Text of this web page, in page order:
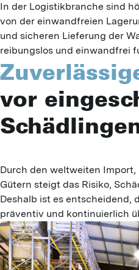
In der Logistikbranche sind
von der einwandfreien
und sicheren Lieferung der
reibungslos und einwandfrei
vor
Durch den weltweiten
Gütern steigt das Risiko,
Deshalb ist es entscheidend,
präventiv und kontinuierlich